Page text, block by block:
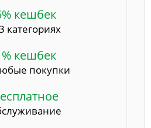
кешбек
категориях
кешбек
покупки